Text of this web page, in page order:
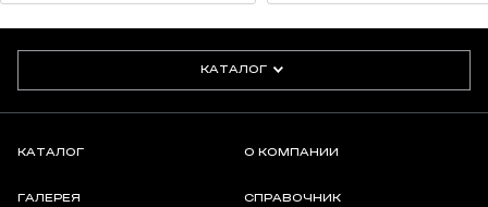
замораживания и оттаивания: не менее 20,0 МПа
деформация усадки: не более 2 мм/м
истираемость: не более 800 мм
морозостойкость: F100
КАТАЛОГ
КАТАЛОГ О КОМПАНИИ
ГАЛЕРЕЯ СПРАВОЧНИК